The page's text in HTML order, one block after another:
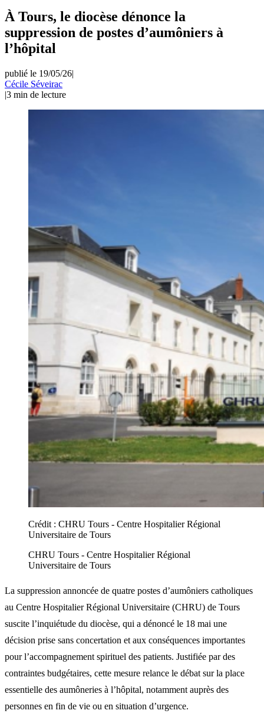
À Tours, le diocèse dénonce la
suppression de postes d’aumôniers à
l’hôpital
publié le 19/05/26|
Cécile Séveirac
|3 min de lecture
Crédit : CHRU Tours - Centre Hospitalier Régional
Universitaire de Tours
CHRU Tours - Centre Hospitalier Régional
Universitaire de Tours
La suppression annoncée de quatre postes d’aumôniers catholiques
au Centre Hospitalier Régional Universitaire (CHRU) de Tours
suscite l’inquiétude du diocèse, qui a dénoncé le 18 mai une
décision prise sans concertation et aux conséquences importantes
pour l’accompagnement spirituel des patients. Justifiée par des
contraintes budgétaires, cette mesure relance le débat sur la place
essentielle des aumôneries à l’hôpital, notamment auprès des
personnes en fin de vie ou en situation d’urgence.